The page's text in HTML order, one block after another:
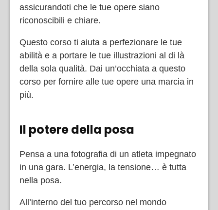
assicurandoti che le tue opere siano
riconoscibili e chiare.
Questo corso ti aiuta a perfezionare le tue
abilità e a portare le tue illustrazioni al di là
della sola qualità. Dai un’occhiata a questo
corso per fornire alle tue opere una marcia in
più.
Il potere della posa
Pensa a una fotografia di un atleta impegnato
in una gara. L’energia, la tensione… è tutta
nella posa.
All’interno del tuo percorso nel mondo